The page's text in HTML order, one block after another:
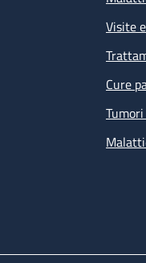
Visite
Cure